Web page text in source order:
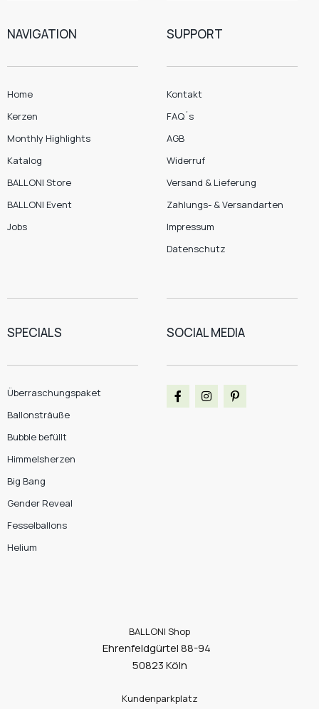
NAVIGATION
Home
Kerzen
Monthly Highlights
Katalog
BALLONI Store
BALLONI Event
Jobs
SUPPORT
Kontakt
FAQ´s
AGB
Widerruf
Versand & Lieferung
Zahlungs- & Versandarten
Impressum
Datenschutz
SPECIALS
Überraschungspaket
Ballonsträuße
Bubble befüllt
Himmelsherzen
Big Bang
Gender Reveal
Fesselballons
Helium
SOCIAL MEDIA
BALLONI Shop
Ehrenfeldgürtel 88-94
50823 Köln
Kundenparkplatz